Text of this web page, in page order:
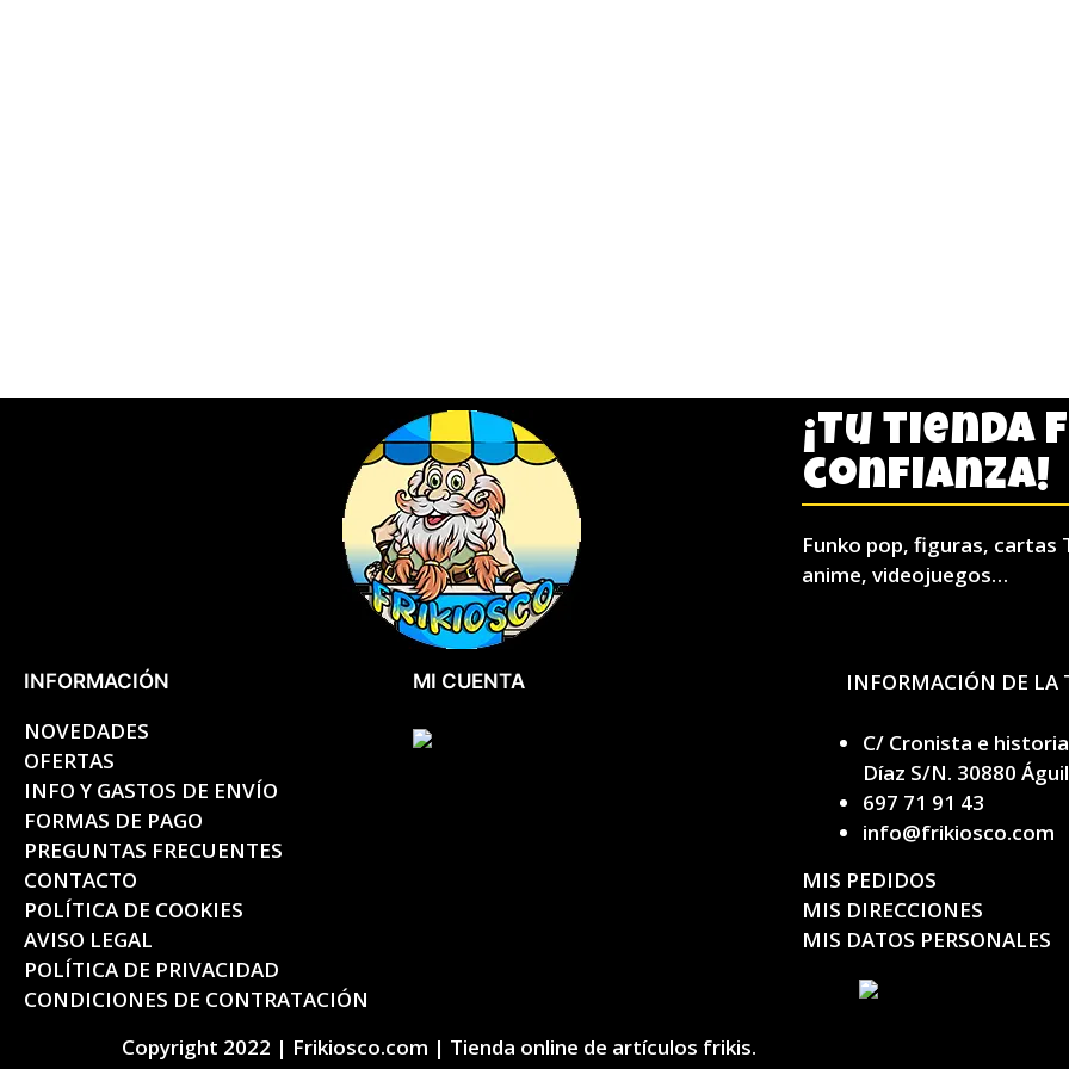
¡Tu tienda
confianza!
Funko pop, figuras, cartas
anime, videojuegos…
INFORMACIÓN
NOVEDADES
OFERTAS
INFO Y GASTOS DE ENVÍO
FORMAS DE PAGO
PREGUNTAS FRECUENTES
CONTACTO
POLÍTICA DE COOKIES
AVISO LEGAL
POLÍTICA DE PRIVACIDAD
CONDICIONES DE CONTRATACIÓN
MI CUENTA INFORMACIÓN DE LA
C/ Cronista e
Díaz S/N. 30880
697 71 91 43
info@frikiosco.com
MIS PEDIDOS
MIS DIRECCIONES
MIS DATOS PERSONALES
Copyright 2022 | Frikiosco.com | Tienda online de artículos frikis.